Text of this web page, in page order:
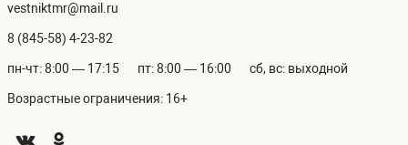
vestniktmr@mail.ru
8 (845-58) 4-23-82
пн-чт: 8:00 — 17:15 пт: 8:00 — 16:00 сб, вс: выходной
Возрастные ограничения: 16+